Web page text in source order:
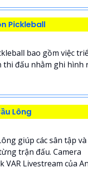
Pickleball
bao gồm việc
thi đấu nhằm ghi hình
Lông
giúp các sân tập và
trận đấu. Camera
Livestream của